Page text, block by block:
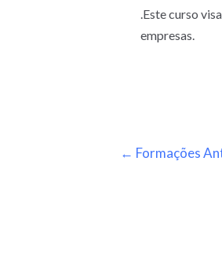
.Este curso
empresas.
← Formações